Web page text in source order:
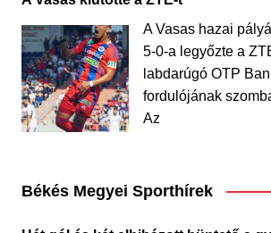
A Vasas hazai
5-0-a legyőzte a
labdarúgó OTP
fordulójának
Az
Békés Megyei Sporthírek